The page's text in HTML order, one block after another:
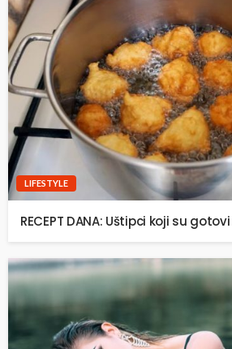
LIFESTYLE
RECEPT DANA: Uštipci koji su